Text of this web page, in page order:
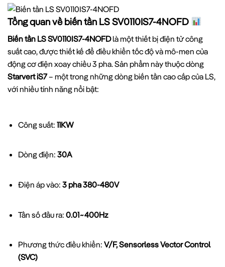
Tổng quan về biến tần LS SV0110IS7-4NOFD
Biến tần LS SV0110IS7-4NOFDlà một thiết bị điện tử công
suất cao, được thiết kế để điều khiển tốc độ và mô-men của
động cơ điện xoay chiều 3 pha. Sản phẩm này thuộc dòng
Starvert iS7– một trong những dòng biến tần cao cấp của LS,
với nhiều tính năng nổi bật:
Công suất: 11KW
Dòng điện: 30A
Điện áp vào: 3 pha 380-480V
Tần số đầu ra: 0.01~400Hz
Phương thức điều khiển: V/F, Sensorless Vector Control
(SVC)